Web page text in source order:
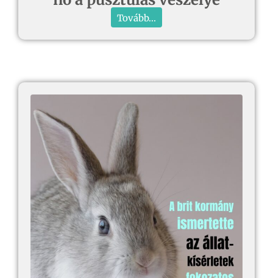
Tovább...